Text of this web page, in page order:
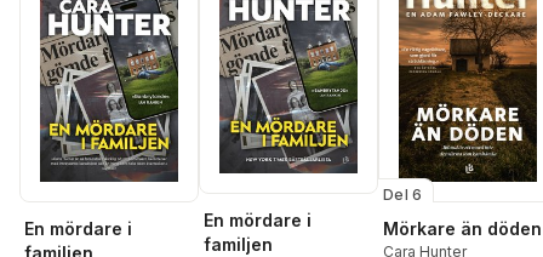
En mördare i
En mördare i
familjen
Del 6
Mörkare än döden
Cara Hunter